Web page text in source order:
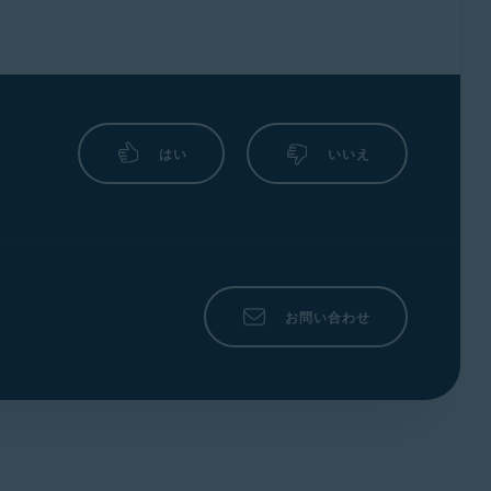
はい いいえ
お問い合わせ